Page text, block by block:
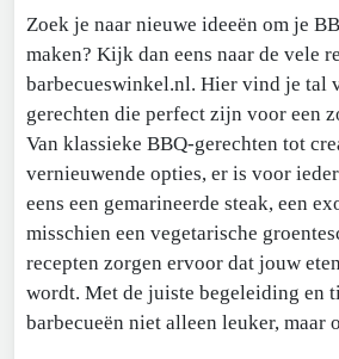
Zoek je naar nieuwe ideeën om je
maken? Kijk dan eens naar de vele
barbecueswinkel.nl. Hier vind je tal
gerechten die perfect zijn voor een
Van klassieke BBQ-gerechten tot
vernieuwende opties, er is voor
eens een gemarineerde steak, een
misschien een vegetarische
recepten zorgen ervoor dat jouw
wordt. Met de juiste begeleiding en
barbecueën niet alleen leuker, maar